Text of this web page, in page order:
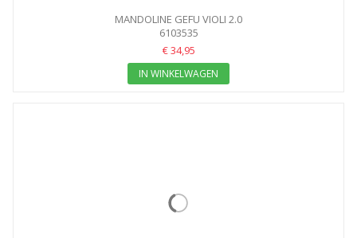
MANDOLINE GEFU VIOLI 2.0
6103535
€ 34,95
IN WINKELWAGEN